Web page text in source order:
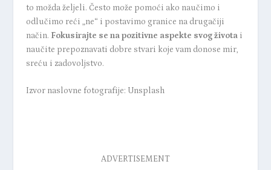
to možda željeli. Često može pomoći ako naučimo i
odlučimo reći „ne“ i postavimo granice na drugačiji
način. Fokusirajte se na pozitivne aspekte svog životai
naučite prepoznavati dobre stvari koje vam donose mir,
sreću i zadovoljstvo.
Izvor naslovne fotografije: Unsplash
ADVERTISEMENT